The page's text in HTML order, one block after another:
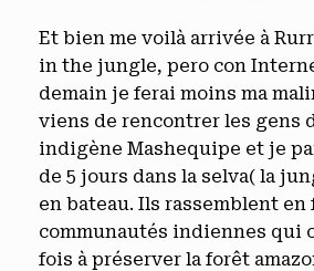
Et bien me voilà arrivée à
in the jungle, pero con
demain je ferai moins ma
viens de rencontrer les gens
indigène Mashequipe et je
de 5 jours dans la selva( la
en bateau. Ils rassemblent
communautés indiennes qui
fois à préserver la forêt